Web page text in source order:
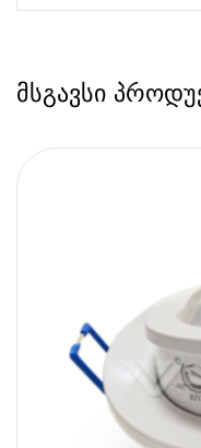
მსგავსი